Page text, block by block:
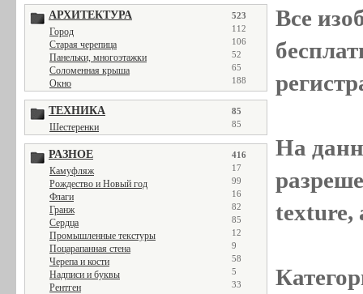
АРХИТЕКТУРА 523
Город 112
Старая черепица 106
Панельки, многоэтажки 52
Соломенная крыша 65
Окно 188
ТЕХНИКА 85
Шестеренки 85
РАЗНОЕ 416
Камуфляж 17
Рождество и Новый год 99
Флаги 16
Гранж 82
Сердца 85
Промышленные текстуры 12
Поцарапанная стена 9
Черепа и кости 58
Надписи и буквы 5
Рентген 33
Все
На
texture,